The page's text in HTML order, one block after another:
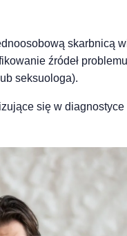
skarbnicą
źródeł
seksuologa).
się w